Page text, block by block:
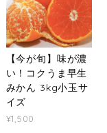
【今が旬】味が濃
い！コクうま早生
みかん 3kg小玉サ
イズ
¥1,500